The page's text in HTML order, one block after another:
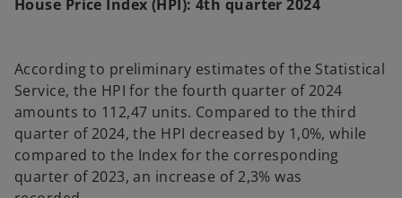
House Price Index (HPI): 4th quarter 2024
According to preliminary estimates of the Statistical
Service, the HPI for the fourth quarter of 2024
amounts to 112,47 units. Compared to the third
quarter of 2024, the HPI decreased by 1,0%, while
compared to the Index for the corresponding
quarter of 2023, an increase of 2,3% was